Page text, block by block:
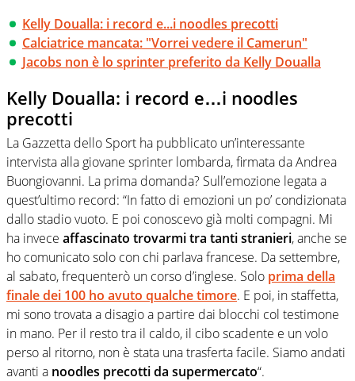
Kelly Doualla: i record e...i noodles precotti
Calciatrice mancata: "Vorrei vedere il Camerun"
Jacobs non è lo sprinter preferito da Kelly Doualla
Kelly Doualla: i record e…i noodles
precotti
La Gazzetta dello Sport ha pubblicato un’interessante
intervista alla giovane sprinter lombarda, firmata da Andrea
Buongiovanni. La prima domanda? Sull’emozione legata a
quest’ultimo record: “In fatto di emozioni un po’ condizionata
dallo stadio vuoto. E poi conoscevo già molti compagni. Mi
ha invece affascinato trovarmi tra tanti stranieri, anche se
ho comunicato solo con chi parlava francese. Da settembre,
al sabato, frequenterò un corso d’inglese. Solo prima della
finale dei 100 ho avuto qualche timore. E poi, in staffetta,
mi sono trovata a disagio a partire dai blocchi col testimone
in mano. Per il resto tra il caldo, il cibo scadente e un volo
perso al ritorno, non è stata una trasferta facile. Siamo andati
avanti a noodles precotti da supermercato“.